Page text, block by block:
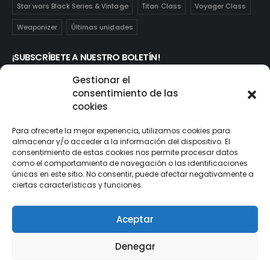
Gestionar el
consentimiento de las
cookies
Para ofrecerte la mejor experiencia, utilizamos cookies para
almacenar y/o acceder a la información del dispositivo. El
consentimiento de estas cookies nos permite procesar datos
como el comportamiento de navegación o las identificaciones
únicas en este sitio. No consentir, puede afectar negativamente a
ciertas características y funciones.
Aceptar
Denegar
Star wars Black Series & Vintage Titan Class Voyager Class
Weaponizer Últimas unidades
¡SUBSCRÍBETE A NUESTRO BOLETÍN!
Te mantendrás informado de las novedades y ofertas que
realmente te interesan. Subscríbete aquí:
© ActionToys.es 2021. All Rights Reserved